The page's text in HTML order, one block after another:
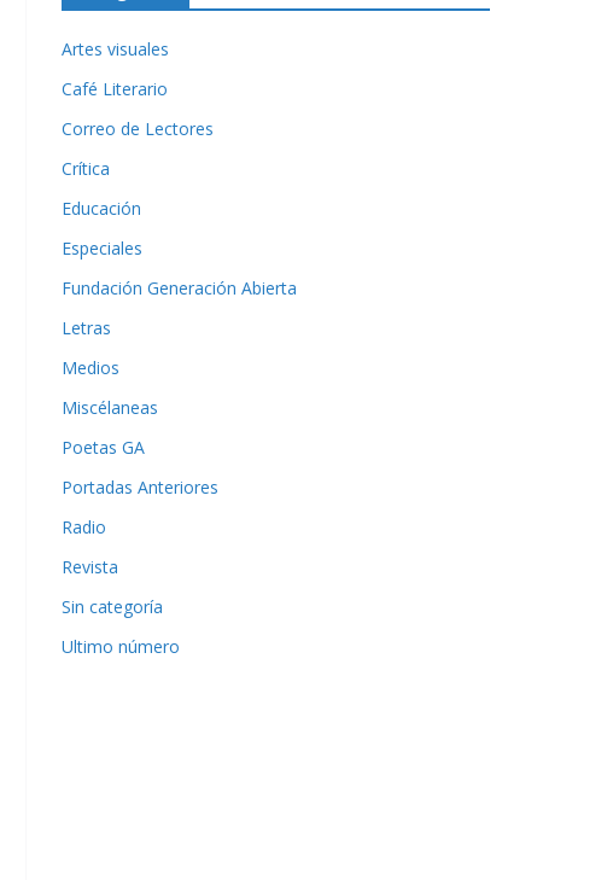
Artes visuales
Café Literario
Correo de Lectores
Crítica
Educación
Especiales
Fundación Generación Abierta
Letras
Medios
Miscélaneas
Poetas GA
Portadas Anteriores
Radio
Revista
Sin categoría
Ultimo número